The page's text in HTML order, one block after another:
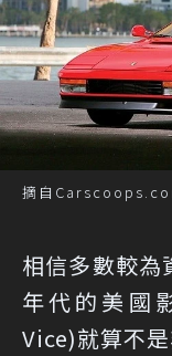
摘自
相信多數較為
年代的美國
Vice)就算不